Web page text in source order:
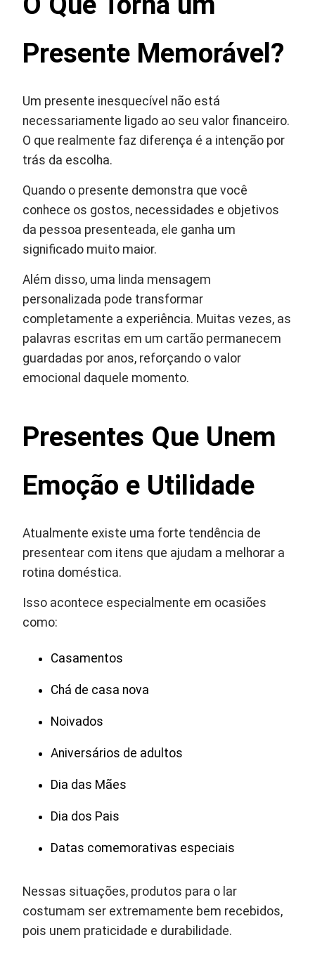
Presente Memorável?
Um presente inesquecível não está
necessariamente ligado ao seu valor financeiro.
O que realmente faz diferença é a intenção por
trás da escolha.
Quando o presente demonstra que você
conhece os gostos, necessidades e objetivos
da pessoa presenteada, ele ganha um
significado muito maior.
Além disso, uma linda mensagem
personalizada pode transformar
completamente a experiência. Muitas vezes, as
palavras escritas em um cartão permanecem
guardadas por anos, reforçando o valor
emocional daquele momento.
Presentes Que Unem
Emoção e Utilidade
Atualmente existe uma forte tendência de
presentear com itens que ajudam a melhorar a
rotina doméstica.
Isso acontece especialmente em ocasiões
como:
Casamentos
Chá de casa nova
Noivados
Aniversários de adultos
Dia das Mães
Dia dos Pais
Datas comemorativas especiais
Nessas situações, produtos para o lar
costumam ser extremamente bem recebidos,
pois unem praticidade e durabilidade.